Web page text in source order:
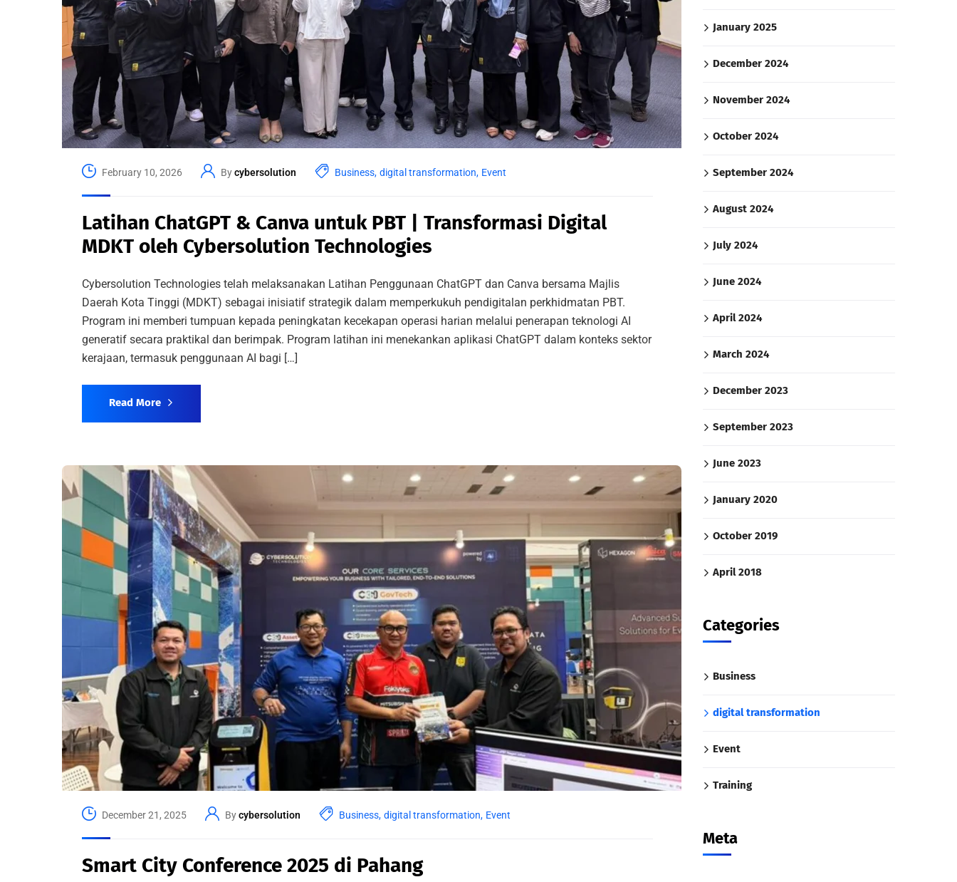
February 10, 2026 Bycybersolution Business, digital transformation, Event
Latihan ChatGPT & Canva untuk PBT | Transformasi Digital
MDKT oleh Cybersolution Technologies
Cybersolution Technologies telah melaksanakan Latihan Penggunaan ChatGPT dan Canva bersama Majlis
Daerah Kota Tinggi (MDKT) sebagai inisiatif strategik dalam memperkukuh pendigitalan perkhidmatan PBT.
Program ini memberi tumpuan kepada peningkatan kecekapan operasi harian melalui penerapan teknologi AI
generatif secara praktikal dan berimpak. Program latihan ini menekankan aplikasi ChatGPT dalam konteks sektor
kerajaan, termasuk penggunaan AI bagi […]
Read More
December 21, 2025 Bycybersolution Business, digital transformation, Event
Smart City Conference 2025 di Pahang
January 2025
December 2024
November 2024
October 2024
September 2024
August 2024
July 2024
June 2024
April 2024
March 2024
December 2023
September 2023
June 2023
January 2020
October 2019
April 2018
Categories
Business
digital transformation
Event
Training
Meta